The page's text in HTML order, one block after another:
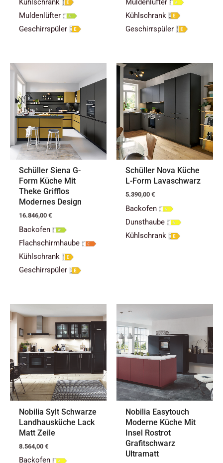
Kühlschrank
Muldenlüfter
Geschirrspüler
Muldenlüfter
Kühlschrank
Geschirrspüler
Schüller Siena G-
Form Küche Mit
Theke Grifflos
Modernes Design
16.846,00 €
Backofen
Flachschirmhaube
Kühlschrank
Geschirrspüler
Schüller Nova Küche
L-Form Lavaschwarz
5.390,00 €
Backofen
Dunsthaube
Kühlschrank
Nobilia Sylt Schwarze
Landhausküche Lack
Matt Zeile
8.564,00 €
Backofen
Nobilia Easytouch
Moderne Küche Mit
Insel Rostrot
Grafitschwarz
Ultramatt